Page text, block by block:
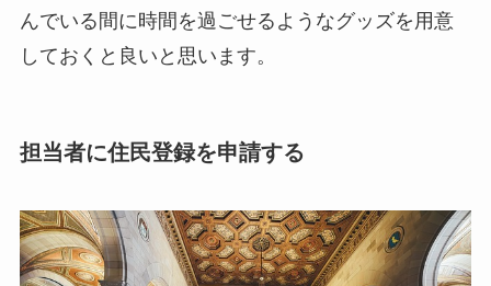
んでいる間に時間を過ごせるようなグッズを用意
しておくと良いと思います。
担当者に住民登録を申請する